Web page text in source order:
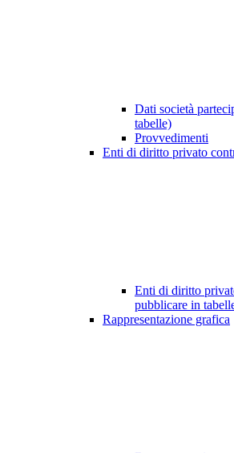
Dati società
tabelle)
Provvedimenti
Enti di diritto privato
Enti di diritto
pubblicare in
Rappresentazione grafica